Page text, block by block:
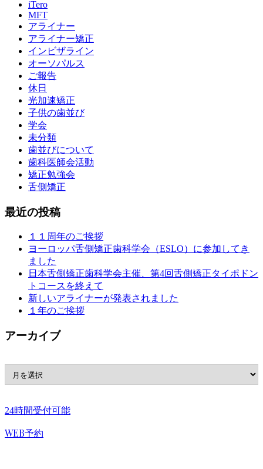
iTero
MFT
アライナー
アライナー矯正
インビザライン
オーソパルス
ご報告
休日
光加速矯正
子供の歯並び
学会
未分類
歯並びについて
歯科医師会活動
矯正勉強会
舌側矯正
最近の投稿
１１周年のご挨拶
ヨーロッパ舌側矯正歯科学会（ESLO）に参加してき
ました
日本舌側矯正歯科学会主催、第4回舌側矯正タイポドン
トコースを終えて
新しいアライナーが発表されました
１年のご挨拶
アーカイブ
24時間受付可能
WEB予約